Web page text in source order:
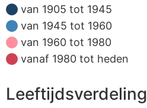
van 1905 tot 1945
van 1945 tot 1960
van 1960 tot 1980
vanaf 1980 tot heden
Leeftijdsverdeling